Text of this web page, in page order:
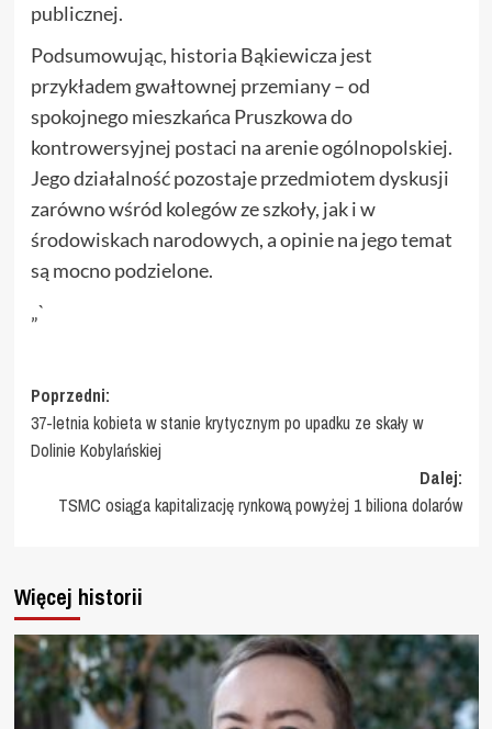
publicznej.
Podsumowując, historia Bąkiewicza jest
przykładem gwałtownej przemiany – od
spokojnego mieszkańca Pruszkowa do
kontrowersyjnej postaci na arenie ogólnopolskiej.
Jego działalność pozostaje przedmiotem dyskusji
zarówno wśród kolegów ze szkoły, jak i w
środowiskach narodowych, a opinie na jego temat
są mocno podzielone.
„`
Zobacz
wpisy
Poprzedni:
37-letnia kobieta w stanie krytycznym po upadku ze skały w
Dolinie Kobylańskiej
Dalej:
TSMC osiąga kapitalizację rynkową powyżej 1 biliona dolarów
Więcej historii